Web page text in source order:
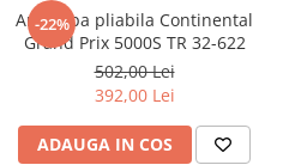
-22%
Anvelopa pliabila Continental
Grand Prix 5000S TR 32-622
502,00 Lei
392,00 Lei
ADAUGA IN COS